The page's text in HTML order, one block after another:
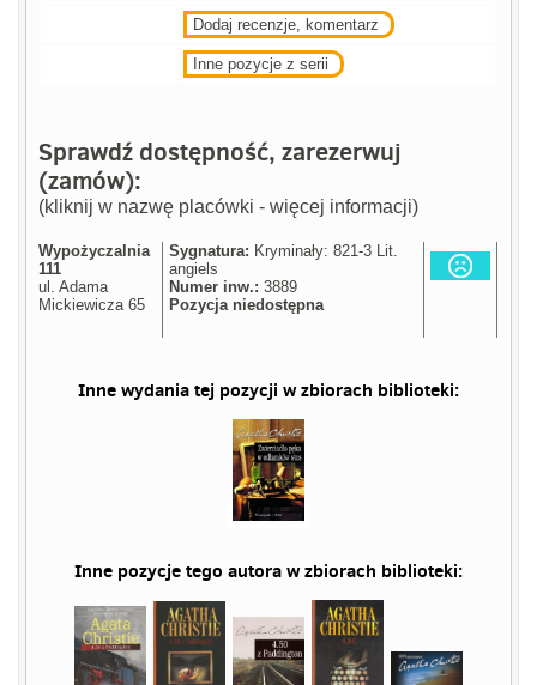
Dodaj recenzje, komentarz
Inne pozycje z serii
Sprawdź dostępność, zarezerwuj
(zamów):
(kliknij w nazwę placówki - więcej informacji)
Wypożyczalnia
111
ul. Adama
Mickiewicza 65
Sygnatura: Kryminały: 821-3 Lit.
angiels
Numer inw.: 3889
Pozycja niedostępna
Inne wydania tej pozycji w zbiorach biblioteki:
Inne pozycje tego autora w zbiorach biblioteki: